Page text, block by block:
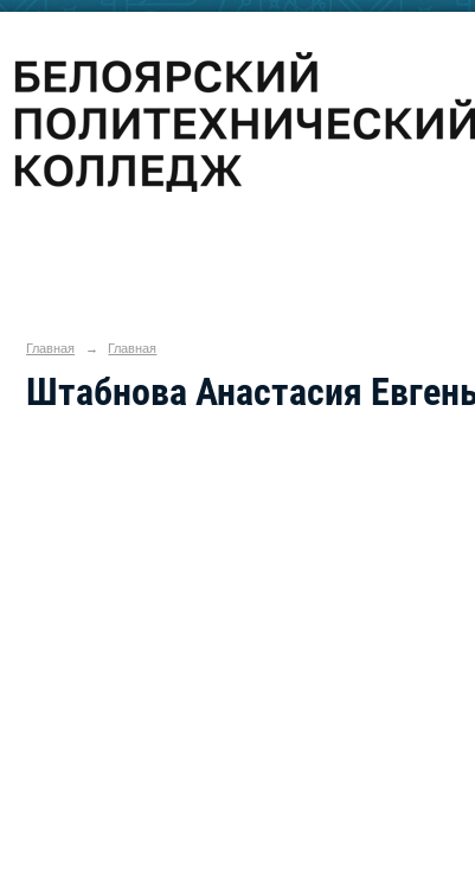
Главная → Главная
Штабнова Анастасия